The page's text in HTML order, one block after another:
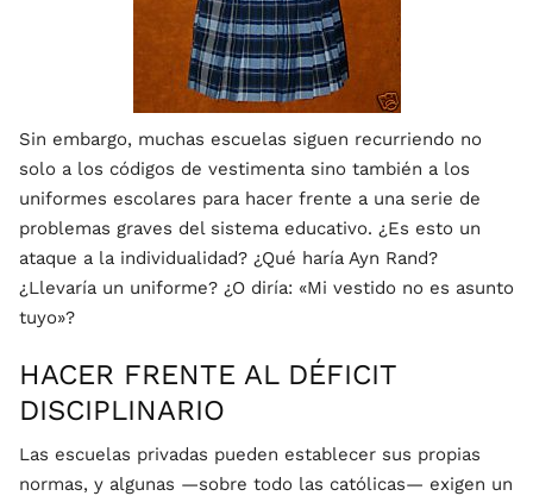
Sin embargo, muchas escuelas siguen recurriendo no
solo a los códigos de vestimenta sino también a los
uniformes escolares para hacer frente a una serie de
problemas graves del sistema educativo. ¿Es esto un
ataque a la individualidad? ¿Qué haría Ayn Rand?
¿Llevaría un uniforme? ¿O diría: «Mi vestido no es asunto
tuyo»?
HACER FRENTE AL DÉFICIT
DISCIPLINARIO
Las escuelas privadas pueden establecer sus propias
normas, y algunas —sobre todo las católicas— exigen un